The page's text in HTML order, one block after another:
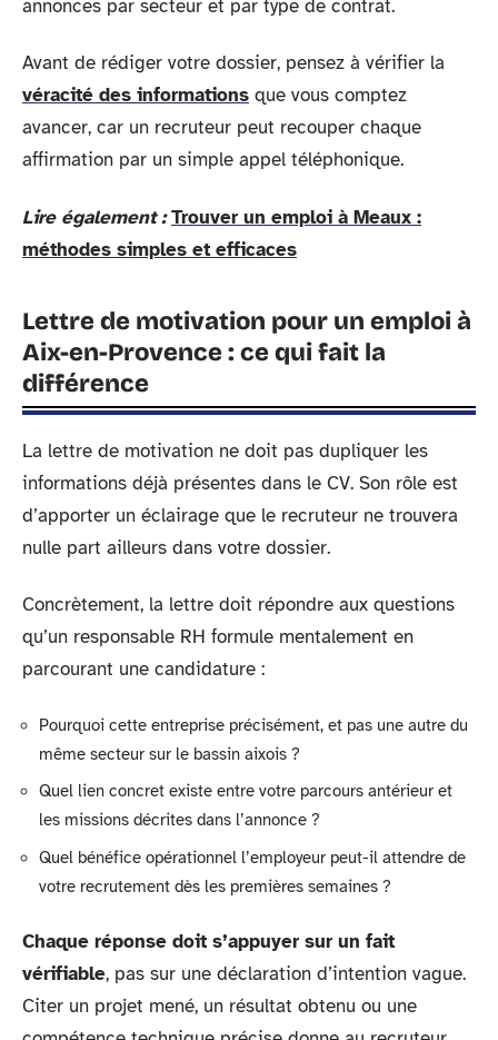
annonces par secteur et par type de contrat.
Avant de rédiger votre dossier, pensez à vérifier la
véracité des informations que vous comptez
avancer, car un recruteur peut recouper chaque
affirmation par un simple appel téléphonique.
Lire également : Trouver un emploi à Meaux :
méthodes simples et efficaces
Lettre de motivation pour un emploi à
Aix-en-Provence : ce qui fait la
différence
La lettre de motivation ne doit pas dupliquer les
informations déjà présentes dans le CV. Son rôle est
d’apporter un éclairage que le recruteur ne trouvera
nulle part ailleurs dans votre dossier.
Concrètement, la lettre doit répondre aux questions
qu’un responsable RH formule mentalement en
parcourant une candidature :
Pourquoi cette entreprise précisément, et pas une autre du
même secteur sur le bassin aixois ?
Quel lien concret existe entre votre parcours antérieur et
les missions décrites dans l’annonce ?
Quel bénéfice opérationnel l’employeur peut-il attendre de
votre recrutement dès les premières semaines ?
Chaque réponse doit s’appuyer sur un fait
vérifiable, pas sur une déclaration d’intention vague.
Citer un projet mené, un résultat obtenu ou une